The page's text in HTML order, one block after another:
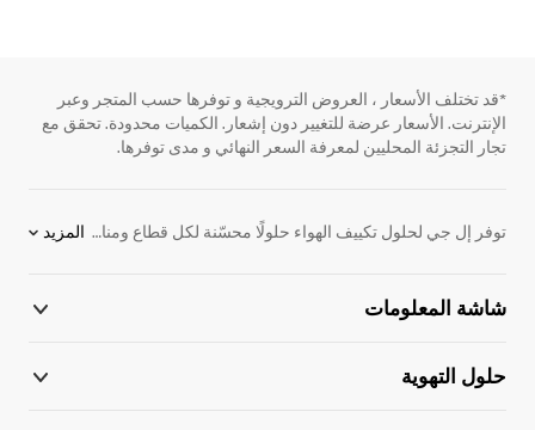
*قد تختلف الأسعار ، العروض الترويجية و توفرها حسب المتجر وعبر
الإنترنت. الأسعار عرضة للتغيير دون إشعار. الكميات محدودة. تحقق مع
تجار التجزئة المحليين لمعرفة السعر النهائي و مدى توفرها.
توفر إل جي لحلول تكييف الهواء حلولًا محسّنة لكل قطاع ومناخ مع مجموعة واسعة من الأنظمة المتطورة التي توفر أداءً استثنائيًا في التدفئة والتهوية وتكييف الهواء للمباني في جميع أنحاء العالم نلبي بشكل مباشر احتياجات الشركات التي تبحث عن حلول رقمية وصديقة للبيئة في مجال التدفئة والتهوية وتكييف الهواء بفضل خبرتنا التي لا مثيل لها ومعرفتنا الرائدة بالمجال. نعد الشريك المناسب لأعمالك، فنحن على استعداد تام لتسخير تقنياتنا الرائدة لخدمة عملياتك اليومية، وتوفير الدعم المناسب لك ولأعمالك في كل خطوة على الطريق. المزيد
شاشة المعلومات
حلول التهوية